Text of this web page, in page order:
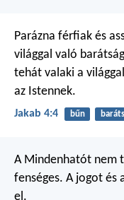
Parázna férfiak és
világgal való
tehát valaki a
az Istennek.
Jakab 4:4 bűn
A Mindenhatót nem
fenséges. A jogot és
el.